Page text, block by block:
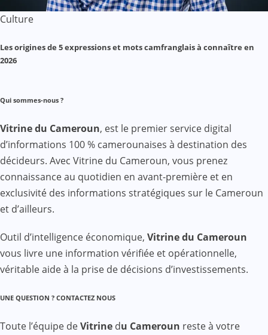
Culture
Les origines de 5 expressions et mots camfranglais à connaître en
2026
Qui sommes-nous ?
Vitrine du Cameroun, est le premier service digital
d’informations 100 % camerounaises à destination des
décideurs. Avec Vitrine du Cameroun, vous prenez
connaissance au quotidien en avant-première et en
exclusivité des informations stratégiques sur le Cameroun
et d’ailleurs.
Outil d’intelligence économique, Vitrine du Cameroun
vous livre une information vérifiée et opérationnelle,
véritable aide à la prise de décisions d’investissements.
UNE QUESTION ? CONTACTEZ NOUS
Toute l’équipe deVitrine du Cameroun reste à votre